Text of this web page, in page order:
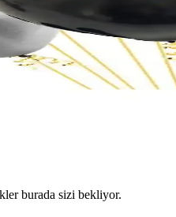
burada sizi bekliyor.